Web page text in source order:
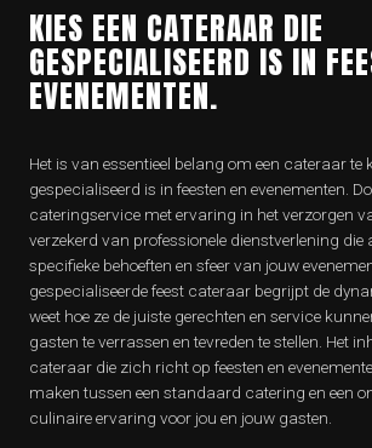
KIES EEN CATERAAR DIE
GESPECIALISEERD IS IN
EVENEMENTEN.
Het is van essentieel belang om een cateraar te
gespecialiseerd is in feesten en evenementen.
cateringservice met ervaring in het verzorgen
verzekerd van professionele dienstverlening die
specifieke behoeften en sfeer van jouw
gespecialiseerde feest cateraar begrijpt de
weet hoe ze de juiste gerechten en service
gasten te verrassen en tevreden te stellen. Het
cateraar die zich richt op feesten en
maken tussen een standaard catering en een
culinaire ervaring voor jou en jouw gasten.